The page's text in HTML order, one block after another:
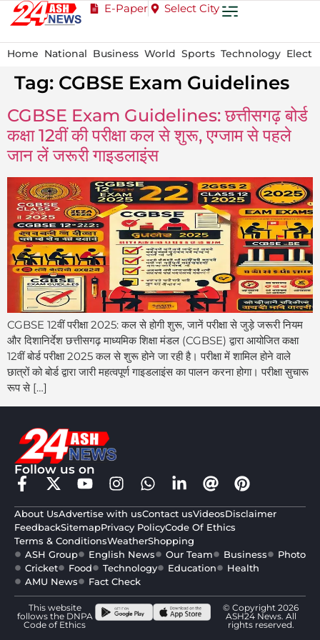
E-Paper Select City
Home National Business World Sports Technology
Tag: CGBSE Exam Guidelines
CGBSE Exam Guidelines: छत्तीसगढ़ बोर्ड
कक्षा 12वीं की परीक्षा कल से शुरू, एग्जाम से पहले
जान लें जरूरी गाइडलाइंस
CGBSE 12वीं परीक्षा 2025: कल से होगी शुरू, जानें परीक्षा से जुड़े जरूरी नियम
और दिशानिर्देश छत्तीसगढ़ माध्यमिक शिक्षा मंडल (CGBSE) द्वारा आयोजित कक्षा
12वीं बोर्ड परीक्षा 2025 कल से शुरू होने जा रही है। परीक्षा में शामिल होने वाले
छात्रों को बोर्ड द्वारा जारी महत्वपूर्ण गाइडलाइंस का पालन करना होगा। परीक्षा सुचारू
रूप से […]
Follow us on
About UsAdvertise with usContact usVideosDisclaimer
FeedbackSitemapPrivacy PolicyCode Of Ethics
Terms & ConditionsWeatherShopping
ASH Group
English News Our Team Business
Photo
Cricket
Food Technology Education
Health
AMU News
Fact Check
This website
follows the DNPA
Code of Ethics
© Copyright 2026
ASH24 News. All
rights reserved.